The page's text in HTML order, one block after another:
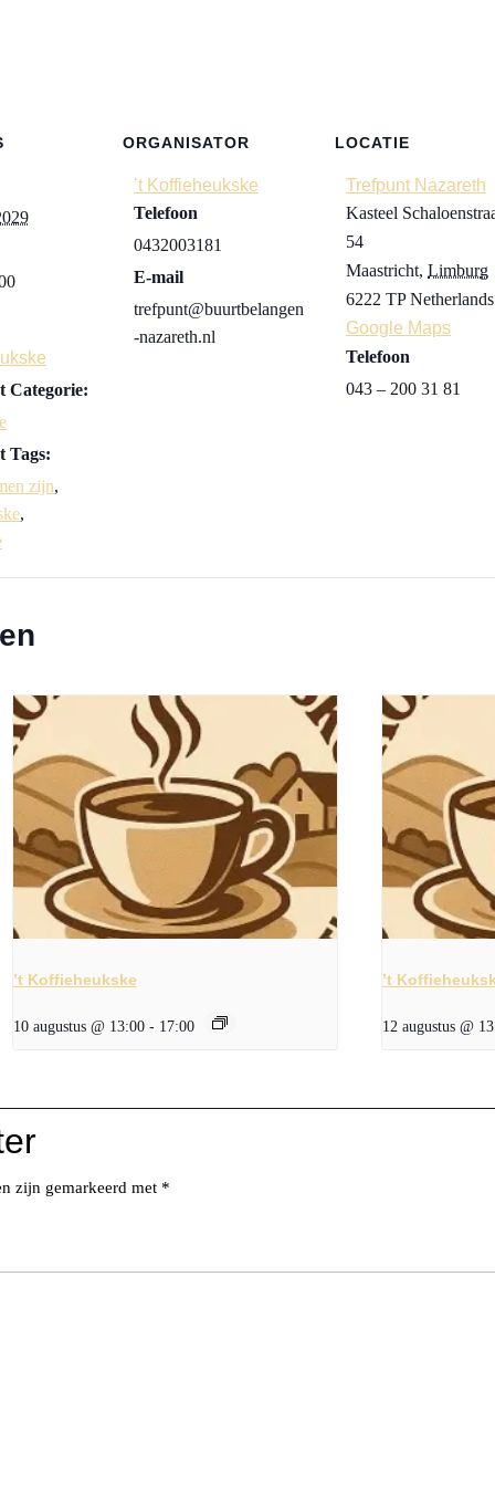
Categorie:
Tags:
zijn,
,
ORGANISATOR
’t Koffieheukske
Telefoon
0432003181
E-mail
trefpunt@buurtbelangen
-nazareth.nl
LOCATIE
Trefpunt Nazareth
Kasteel
54
Maastricht, Limburg
6222 TP Netherlands
Google Maps
Telefoon
043 – 200 31 81
’t Koffieheukske
10 augustus @ 13:00 - 17:00
’t
12 augustus @
zijn gemarkeerd met *